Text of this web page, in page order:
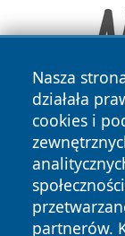
Nasza
działała
cookies i
partnerów.
Copyright ©